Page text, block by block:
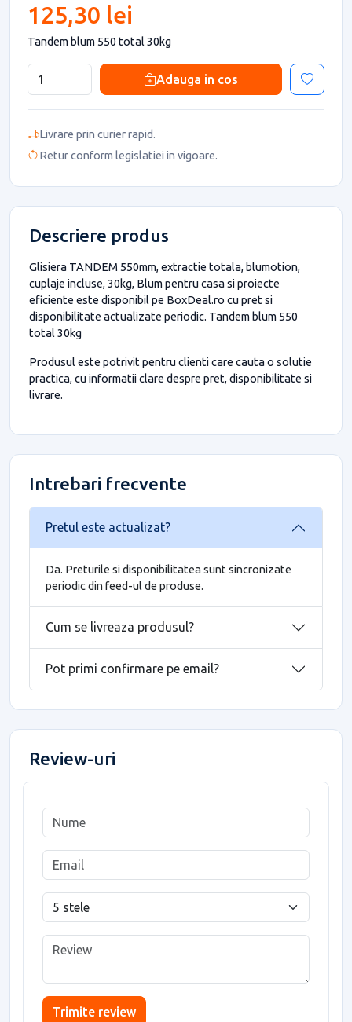
125,30 lei
Tandem blum 550 total 30kg
Adauga in cos
Livrare prin curier rapid.
Retur conform legislatiei in vigoare.
Descriere produs
Glisiera TANDEM 550mm, extractie totala, blumotion,
cuplaje incluse, 30kg, Blum pentru casa si proiecte
eficiente este disponibil pe BoxDeal.ro cu pret si
disponibilitate actualizate periodic. Tandem blum 550
total 30kg
Produsul este potrivit pentru clienti care cauta o solutie
practica, cu informatii clare despre pret, disponibilitate si
livrare.
Intrebari frecvente
Pretul este actualizat?
Da. Preturile si disponibilitatea sunt sincronizate
periodic din feed-ul de produse.
Cum se livreaza produsul?
Pot primi confirmare pe email?
Review-uri
Trimite review